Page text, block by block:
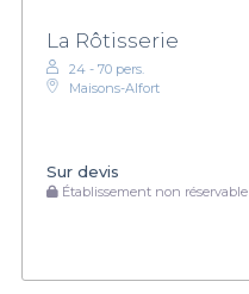
La Rôtisserie
24 - 70 pers.
Maisons-Alfort
Sur devis
Établissement non réservable